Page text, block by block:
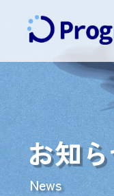
お知
News